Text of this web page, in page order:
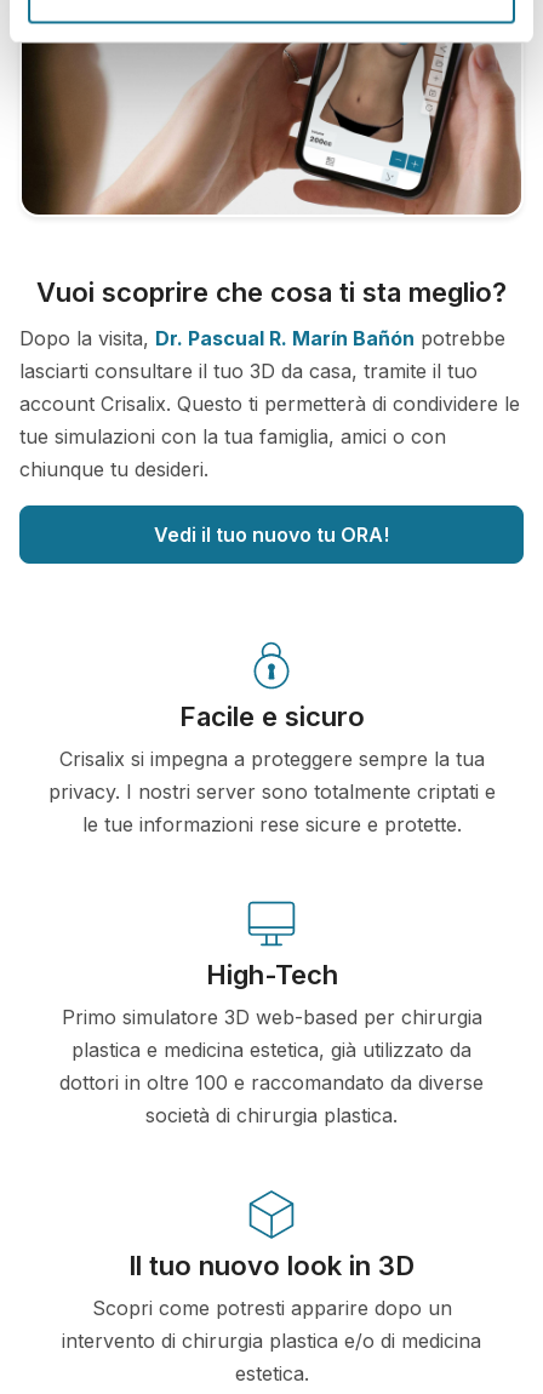
Vuoi scoprire che cosa ti sta meglio?
Dopo la visita, Dr. Pascual R. Marín Bañón potrebbe
lasciarti consultare il tuo 3D da casa, tramite il tuo
account Crisalix. Questo ti permetterà di condividere le
tue simulazioni con la tua famiglia, amici o con
chiunque tu desideri.
Vedi il tuo nuovo tu ORA!
Facile e sicuro
Crisalix si impegna a proteggere sempre la tua
privacy. I nostri server sono totalmente criptati e
le tue informazioni rese sicure e protette.
High-Tech
Primo simulatore 3D web-based per chirurgia
plastica e medicina estetica, già utilizzato da
dottori in oltre 100 e raccomandato da diverse
società di chirurgia plastica.
Il tuo nuovo look in 3D
Scopri come potresti apparire dopo un
intervento di chirurgia plastica e/o di medicina
estetica.